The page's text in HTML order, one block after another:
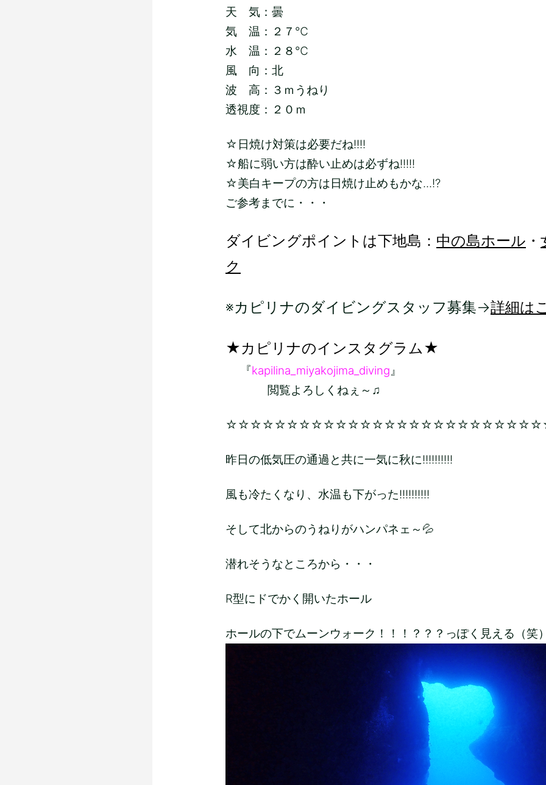
天 気：曇
気 温：２７ ℃
水 温：２８ ℃
風 向：北
波 高：３ｍうねり
透視度：２０ｍ
☆日焼け対策は必要だね!!!!
☆船に弱い方は酔い止めは必ずね!!!!!
☆美白キープの方は日焼け止めもかな...!?
ご参考までに・・・
ダイビングポイントは下地島： 中の島ホール ・
ク
※カピリナのダイビングスタッフ募集→詳細は
★カピリナのインスタグラム★
『kapilina_miyakojima_diving』
閲覧よろしくねぇ～♫
昨日の低気圧の通過と共に一気に秋に!!!!!!!!!!
風も冷たくなり、水温も下がった!!!!!!!!!!
そして北からのうねりがハンパネェ～💦
潜れそうなところから・・・
R型にドでかく開いたホール
ホールの下でムーンウォーク！！！？？？っぽく見える（笑